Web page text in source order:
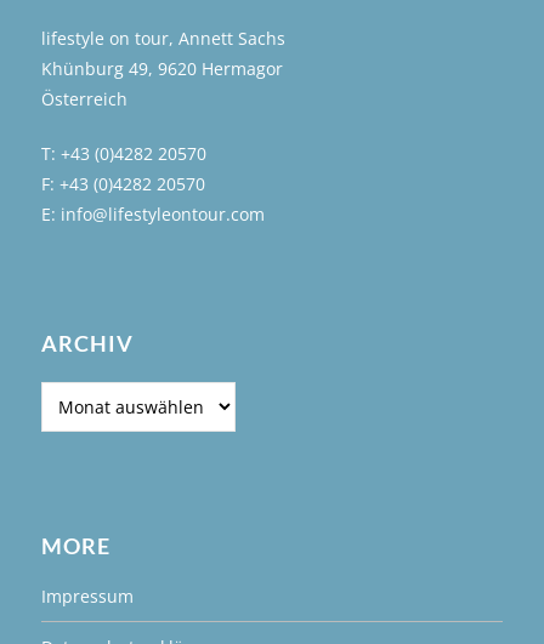
lifestyle on tour, Annett Sachs
Khünburg 49, 9620 Hermagor
Österreich
T: +43 (0)4282 20570
F: +43 (0)4282 20570
E: info@lifestyleontour.com
ARCHIV
MORE
Impressum